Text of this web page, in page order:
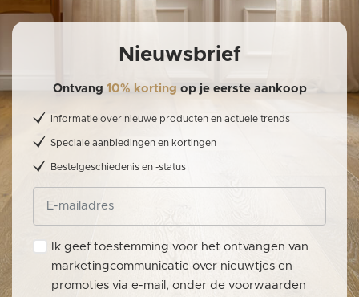
Nieuwsbrief
Ontvang 10% korting op je eerste aankoop
Informatie over nieuwe producten en actuele trends
Speciale aanbiedingen en kortingen
Bestelgeschiedenis en -status
Ik geef toestemming voor het ontvangen van
marketingcommunicatie over nieuwtjes en
promoties via e-mail, onder de voorwaarden